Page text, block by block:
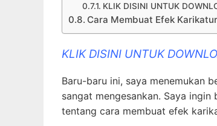
KLIK DISINI UNTUK
Cara Membuat Efek
KLIK DISINI UNTUK
Baru-baru ini, saya menemukan
sangat mengesankan. Saya
tentang cara membuat efek